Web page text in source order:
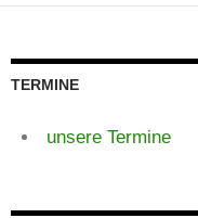
TERMINE
unsere Termine